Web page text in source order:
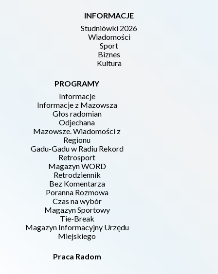
INFORMACJE
Studniówki 2026
Wiadomości
Sport
Biznes
Kultura
PROGRAMY
Informacje
Informacje z Mazowsza
Głos radomian
Odjechana
Mazowsze. Wiadomości z
Regionu
Gadu-Gadu w Radiu Rekord
Retrosport
Magazyn WORD
Retrodziennik
Bez Komentarza
Poranna Rozmowa
Czas na wybór
Magazyn Sportowy
Tie-Break
Magazyn Informacyjny Urzędu
Miejskiego
Praca Radom